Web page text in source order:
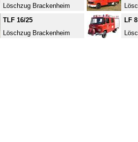
Löschzug Brackenheim
TLF 16/25
Löschzug Brackenheim
LF 8